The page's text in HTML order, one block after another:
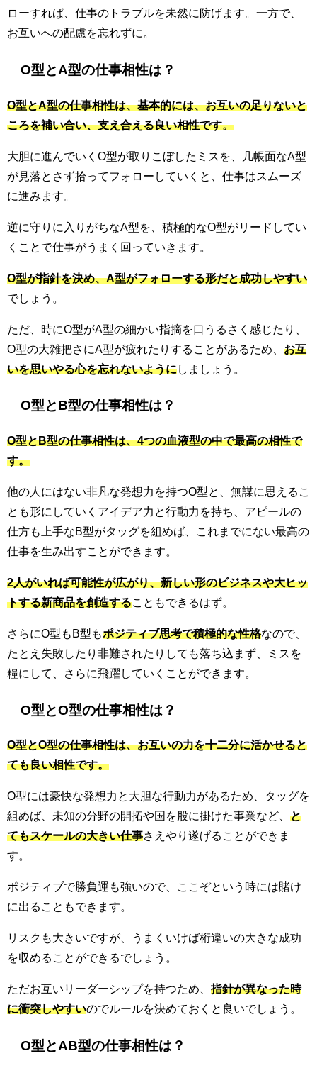
ローすれば、仕事のトラブルを未然に防げます。一方で、
お互いへの配慮を忘れずに。
O型とA型の仕事相性は？
O型とA型の仕事相性は、基本的には、お互いの足りないと
ころを補い合い、支え合える良い相性です。
大胆に進んでいくO型が取りこぼしたミスを、几帳面なA型
が見落とさず拾ってフォローしていくと、仕事はスムーズ
に進みます。
逆に守りに入りがちなA型を、積極的なO型がリードしてい
くことで仕事がうまく回っていきます。
O型が指針を決め、A型がフォローする形だと成功しやすい
でしょう。
ただ、時にO型がA型の細かい指摘を口うるさく感じたり、
O型の大雑把さにA型が疲れたりすることがあるため、 お互
いを思いやる心を忘れないようにしましょう。
O型とB型の仕事相性は？
O型とB型の仕事相性は、4つの血液型の中で最高の相性で
す。
他の人にはない非凡な発想力を持つO型と、無謀に思えるこ
とも形にしていくアイデア力と行動力を持ち、アピールの
仕方も上手なB型がタッグを組めば、これまでにない最高の
仕事を生み出すことができます。
2人がいれば可能性が広がり、新しい形のビジネスや大ヒッ
トする新商品を創造する こともできるはず。
さらにO型もB型もポジティブ思考で積極的な性格なので、
たとえ失敗したり非難されたりしても落ち込まず、ミスを
糧にして、さらに飛躍していくことができます。
O型とO型の仕事相性は？
O型とO型の仕事相性は、お互いの力を十二分に活かせると
ても良い相性です。
O型には豪快な発想力と大胆な行動力があるため、タッグを
組めば、未知の分野の開拓や国を股に掛けた事業など、 と
てもスケールの大きい仕事さえやり遂げることができま
す。
ポジティブで勝負運も強いので、ここぞという時には賭け
に出ることもできます。
リスクも大きいですが、うまくいけば桁違いの大きな成功
を収めることができるでしょう。
ただお互いリーダーシップを持つため、指針が異なった時
に衝突しやすいのでルールを決めておくと良いでしょう。
O型とAB型の仕事相性は？